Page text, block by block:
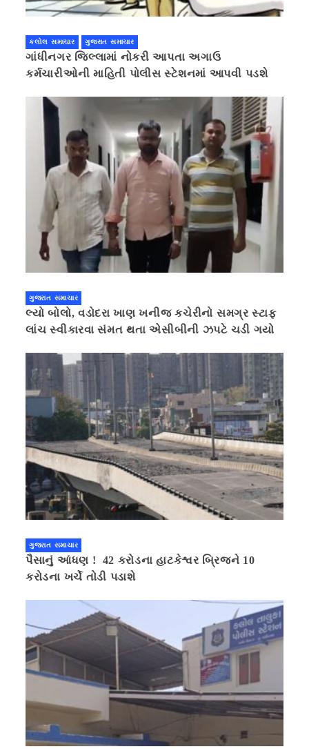
કલોલ સમાચાર ગુજરાત સમાચાર
ગાંધીનગર જિલ્લામાં નોકરી આપતા અગાઉ
કર્મચારીઓની માહિતી પોલીસ સ્ટેશનમાં આપવી પડશે
ગુજરાત સમાચાર
લ્યો બોલો, વડોદરા ખાણ ખનીજ કચેરીનો સમગ્ર સ્ટાફ
લાંચ સ્વીકારવા સંમત થતા એસીબીની ઝપટે ચડી ગયો
ગુજરાત સમાચાર
પૈસાનું આંધણ ! 42 કરોડના હાટકેશ્વર બ્રિજને 10
કરોડના ખર્ચે તોડી પડાશે